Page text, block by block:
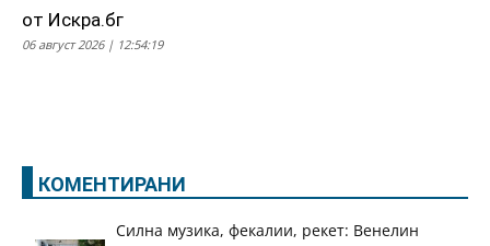
от Искра.бг
06 август 2026 | 12:54:19
КОМЕНТИРАНИ
Силна музика, фекалии, рекет: Венелин